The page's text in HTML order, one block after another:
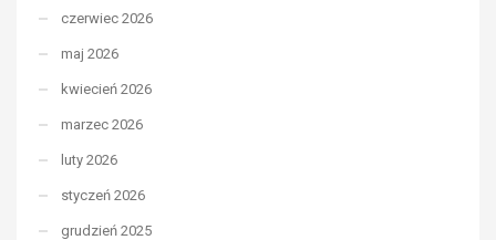
czerwiec 2026
maj 2026
kwiecień 2026
marzec 2026
luty 2026
styczeń 2026
grudzień 2025